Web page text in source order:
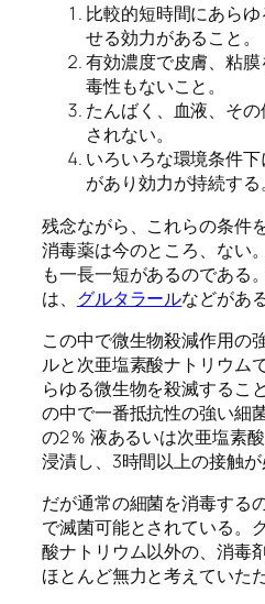
比較的短時間にあら
せる効力があること。
有効濃度で皮膚、粘
毒性もないこと。
たんばく、血液、そ
されない。
いろいろな環境条件
があり効力が持続する。
残念ながら、これらの条件
消毒薬は今のところ、ない
も一長一短があるのである
は、 グルタラールなどがある
この中で微生物殺減作用の
ルと次亜塩素酸ナトリウム
らゆる微生物を殺滅するこ
の中で一番抵抗性の強い細
の2％ 液あるいは次亜塩素
浸漬し、3時間以上の接触が
だが通常の細菌を消毒する
で滅菌可能とされている。
酸ナトリウム以外の、消毒
ほとんど無力と考えていた